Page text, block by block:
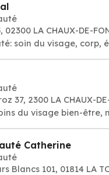
LA CHAUX-DE-
soin du visage, corp,
37, 2300 LA CHAUX-
soins du visage
Catherine
Blancs 101, 01814 LA